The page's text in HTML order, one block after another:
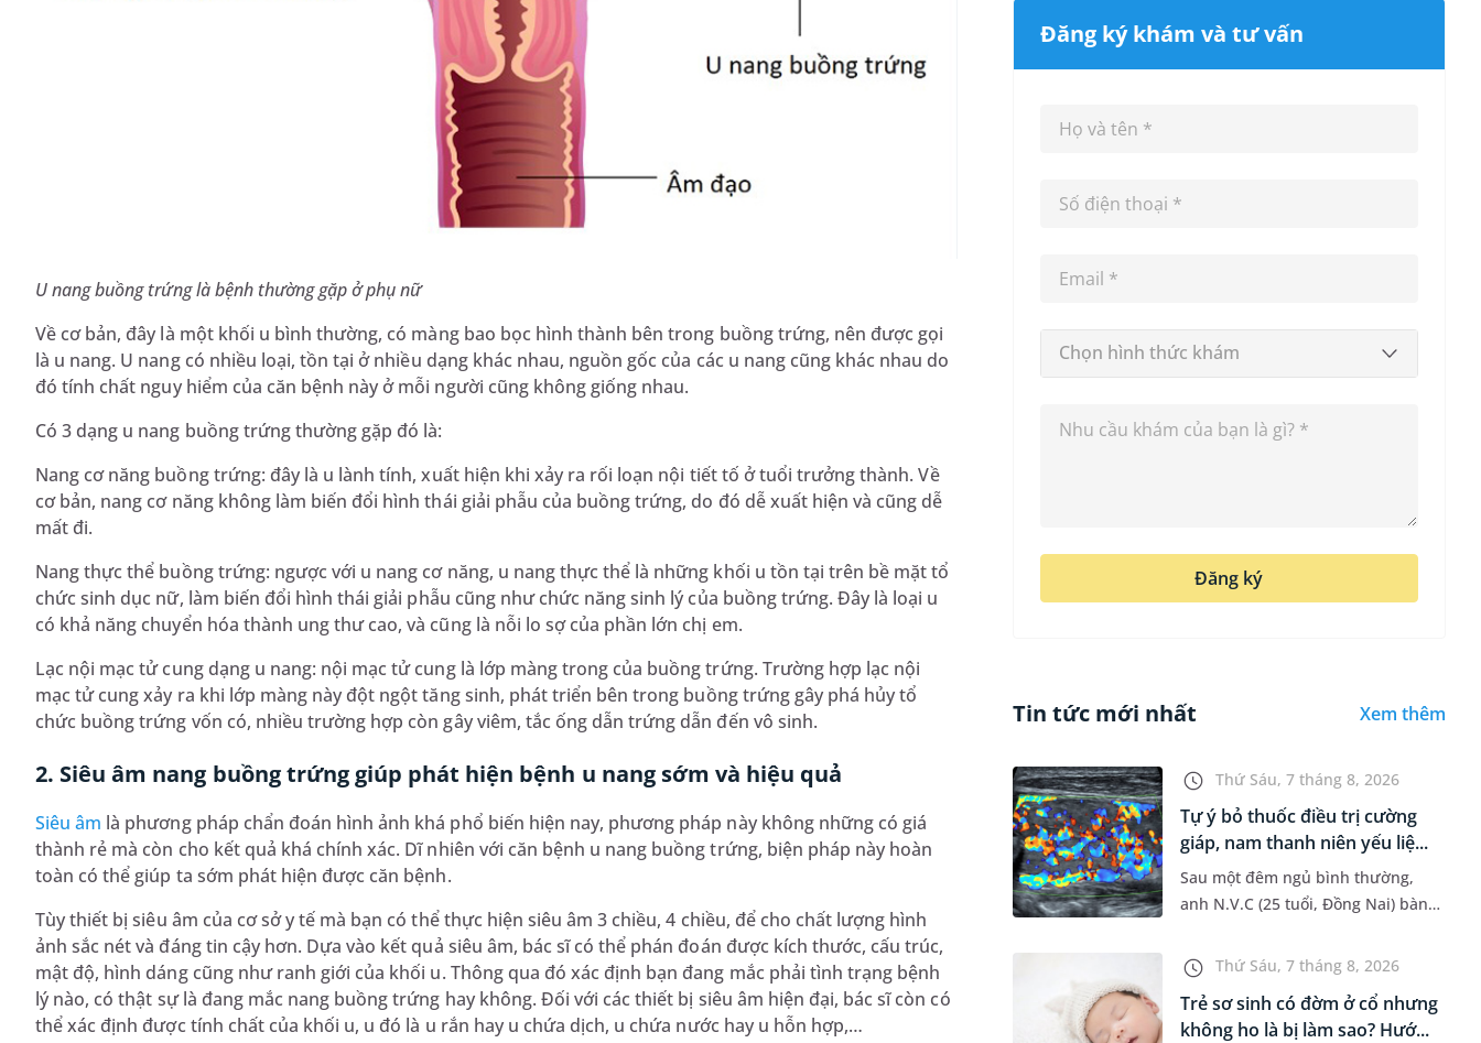
U nang buồng trứng là bệnh thường gặp ở phụ nữ
Về cơ bản, đây là một khối u bình thường, có màng bao bọc hình thành bên trong buồng trứng, nên được gọi
là u nang. U nang có nhiều loại, tồn tại ở nhiều dạng khác nhau, nguồn gốc của các u nang cũng khác nhau do
đó tính chất nguy hiểm của căn bệnh này ở mỗi người cũng không giống nhau.
Có 3 dạng u nang buồng trứng thường gặp đó là:
Nang cơ năng buồng trứng: đây là u lành tính, xuất hiện khi xảy ra rối loạn nội tiết tố ở tuổi trưởng thành. Về
cơ bản, nang cơ năng không làm biến đổi hình thái giải phẫu của buồng trứng, do đó dễ xuất hiện và cũng dễ
mất đi.
Nang thực thể buồng trứng: ngược với u nang cơ năng, u nang thực thể là những khối u tồn tại trên bề mặt tổ
chức sinh dục nữ, làm biến đổi hình thái giải phẫu cũng như chức năng sinh lý của buồng trứng. Đây là loại u
có khả năng chuyển hóa thành ung thư cao, và cũng là nỗi lo sợ của phần lớn chị em.
Lạc nội mạc tử cung dạng u nang: nội mạc tử cung là lớp màng trong của buồng trứng. Trường hợp lạc nội
mạc tử cung xảy ra khi lớp màng này đột ngột tăng sinh, phát triển bên trong buồng trứng gây phá hủy tổ
chức buồng trứng vốn có, nhiều trường hợp còn gây viêm, tắc ống dẫn trứng dẫn đến vô sinh.
2. Siêu âm nang buồng trứng giúp phát hiện bệnh u nang sớm và hiệu quả
Siêu âm là phương pháp chẩn đoán hình ảnh khá phổ biến hiện nay, phương pháp này không những có giá
thành rẻ mà còn cho kết quả khá chính xác. Dĩ nhiên với căn bệnh u nang buồng trứng, biện pháp này hoàn
toàn có thể giúp ta sớm phát hiện được căn bệnh.
Tùy thiết bị siêu âm của cơ sở y tế mà bạn có thể thực hiện siêu âm 3 chiều, 4 chiều, để cho chất lượng hình
ảnh sắc nét và đáng tin cậy hơn. Dựa vào kết quả siêu âm, bác sĩ có thể phán đoán được kích thước, cấu trúc,
mật độ, hình dáng cũng như ranh giới của khối u. Thông qua đó xác định bạn đang mắc phải tình trạng bệnh
lý nào, có thật sự là đang mắc nang buồng trứng hay không. Đối với các thiết bị siêu âm hiện đại, bác sĩ còn có
thể xác định được tính chất của khối u, u đó là u rắn hay u chứa dịch, u chứa nước hay u hỗn hợp,…
Đăng ký khám và tư vấn
Chọn hình thức khám
Đăng ký
Tin tức mới nhất Xem thêm
Thứ Sáu, 7 tháng 8, 2026
Tự ý bỏ thuốc điều trị cường
giáp, nam thanh niên yếu liệ...
Sau một đêm ngủ bình thường,
anh N.V.C (25 tuổi, Đồng Nai) bàng
không thể vận động đi lại được. Kết
quả thăm khám tại Phòng...
Thứ Sáu, 7 tháng 8, 2026
Trẻ sơ sinh có đờm ở cổ nhưng
không ho là bị làm sao? Hướ...